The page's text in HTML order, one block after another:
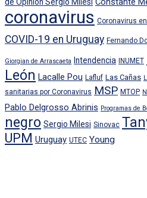
coronavirus Coronavirus
COVID-19 en Uruguay Fernando
Giorgian de Arrascaeta Intendencia INUMET
León Lacalle Pou Lafluf Las Cañas
sanitarias por Coronavirus MSP MTOP
Pablo Delgrosso Abrinis Programas de
negro Sergio Milesi Sinovac
UPM Uruguay UTEC Young